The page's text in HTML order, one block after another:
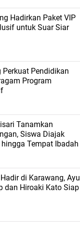
Hadirkan Paket VIP
untuk Suar Siar
Pendidikan
Program
Tanamkan
Siswa Diajak
Tempat Ibadah
di Karawang, Ayu
dan Hiroaki Kato Siap